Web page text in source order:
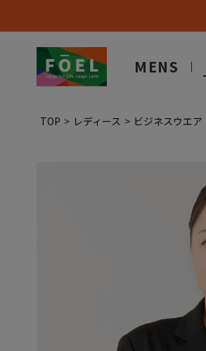
MENS
TOP レディース ビジネスウエア